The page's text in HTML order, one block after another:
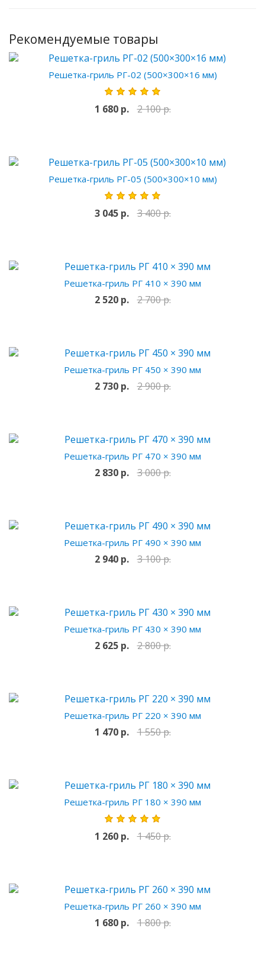
Рекомендуемые товары
Решетка-гриль РГ-02 (500×300×16 мм)
1 680 р. 2 100 р.
Решетка-гриль РГ-05 (500×300×10 мм)
3 045 р. 3 400 р.
Решетка-гриль РГ 410 × 390 мм
2 520 р. 2 700 р.
Решетка-гриль РГ 450 × 390 мм
2 730 р. 2 900 р.
Решетка-гриль РГ 470 × 390 мм
2 830 р. 3 000 р.
Решетка-гриль РГ 490 × 390 мм
2 940 р. 3 100 р.
Решетка-гриль РГ 430 × 390 мм
2 625 р. 2 800 р.
Решетка-гриль РГ 220 × 390 мм
1 470 р. 1 550 р.
Решетка-гриль РГ 180 × 390 мм
1 260 р. 1 450 р.
Решетка-гриль РГ 260 × 390 мм
1 680 р. 1 800 р.